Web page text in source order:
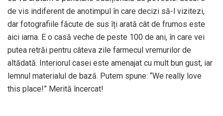
de vis indiferent de anotimpul în care decizi să-l vizitezi,
dar fotografiile făcute de sus îți arată cât de frumos este
aici iarna. E o casă veche de peste 100 de ani, în care vei
putea retrăi pentru câteva zile farmecul vremurilor de
altădată. Interiorul casei este amenajat cu mult bun gust, iar
lemnul materialul de bază. Putem spune: “We really love
this place!” Merită încercat!